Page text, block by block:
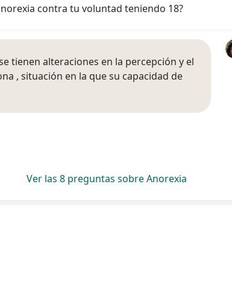
contra tu voluntad teniendo 18?
tienen alteraciones en la percepción y el
, situación en la que su capacidad de
Ver las 8 preguntas sobre Anorexia